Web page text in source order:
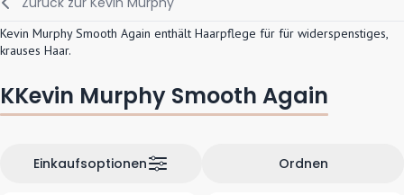
Styling
Körperpflege
Augenpflege
Augen
Zubehör
Nagel Zubehör
Rasierprodukte
Rasieren
Schneiden
Dauernwelle
Kevin Murphy Smooth Again enthält Haarpflege für für widerspenstiges,
krauses Haar.
KKevin Murphy Smooth Again
Ordnen
Einkaufsoptionen